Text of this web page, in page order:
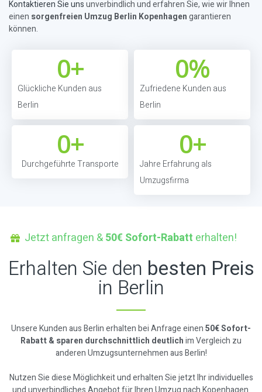
Kontaktieren Sie unsunverbindlich und erfahren Sie, wie wir Ihnen
einen sorgenfreien Umzug Berlin Kopenhagengarantieren
können.
Glückliche Kunden aus
Berlin
0+
Zufriedene Kunden aus
Berlin
0%
Durchgeführte Transporte
0+
Jahre Erfahrung als
Umzugsfirma
0+
Jetzt anfragen &50€ Sofort-Rabatt erhalten!
Erhalten Sie den besten Preis
in Berlin
Unsere Kunden aus Berlin erhalten bei Anfrage einen50€ Sofort-
Rabatt & sparen durchschnittlich deutlichim Vergleich zu
anderen Umzugsunternehmen aus Berlin!
Nutzen Sie diese Möglichkeit und erhalten Sie jetzt Ihr individuelles